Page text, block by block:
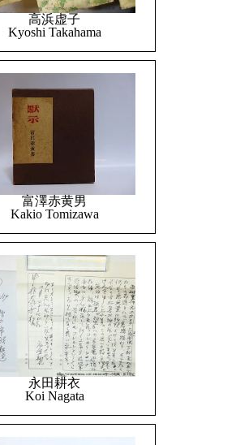
高浜虚子
Kyoshi Takahama
富澤赤黄男
Kakio Tomizawa
永田耕衣
Koi Nagata